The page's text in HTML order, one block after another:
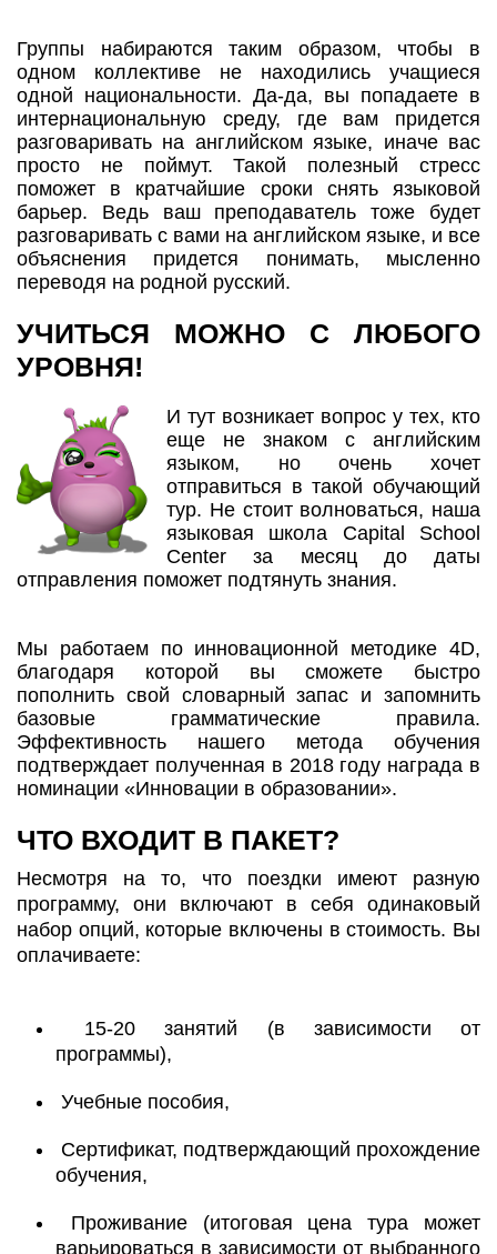
Группы набираются таким образом, чтобы в
одном коллективе не находились учащиеся
одной национальности. Да-да, вы попадаете в
интернациональную среду, где вам придется
разговаривать на английском языке, иначе вас
просто не поймут. Такой полезный стресс
поможет в кратчайшие сроки снять языковой
барьер. Ведь ваш преподаватель тоже будет
разговаривать с вами на английском языке, и все
объяснения придется понимать, мысленно
переводя на родной русский.
УЧИТЬСЯ МОЖНО С ЛЮБОГО
УРОВНЯ!
И тут возникает вопрос у тех, кто
еще не знаком с английским
языком, но очень хочет
отправиться в такой обучающий
тур. Не стоит волноваться, наша
языковая школа Capital School
Center за месяц до даты
отправления поможет подтянуть знания.
Мы работаем по инновационной методике 4D,
благодаря которой вы сможете быстро
пополнить свой словарный запас и запомнить
базовые грамматические правила.
Эффективность нашего метода обучения
подтверждает полученная в 2018 году награда в
номинации «Инновации в образовании».
ЧТО ВХОДИТ В ПАКЕТ?
Несмотря на то, что поездки имеют разную
программу, они включают в себя одинаковый
набор опций, которые включены в стоимость. Вы
оплачиваете:
15-20 занятий (в зависимости от
программы),
Учебные пособия,
Сертификат, подтверждающий прохождение
обучения,
Проживание (итоговая цена тура может
варьироваться в зависимости от выбранного